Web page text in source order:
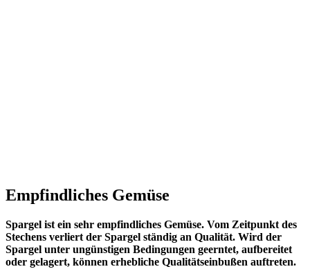
Empfindliches Gemüse
Spargel ist ein sehr empfindliches Gemüse. Vom Zeitpunkt des
Stechens verliert der Spargel ständig an Qualität. Wird der
Spargel unter ungünstigen Bedingungen geerntet, aufbereitet
oder gelagert, können erhebliche Qualitätseinbußen auftreten.